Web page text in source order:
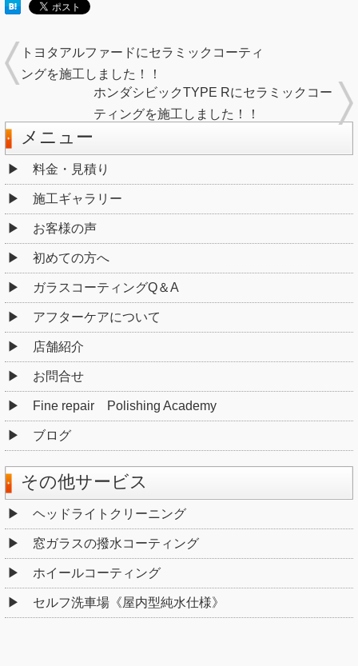
トヨタアルファードにセラミックコーティ
ングを施工しました！！
ホンダシビックTYPE Rにセラミックコー
ティングを施工しました！！
メニュー
料金・見積り
施工ギャラリー
お客様の声
初めての方へ
ガラスコーティングQ＆A
アフターケアについて
店舗紹介
お問合せ
Fine repair Polishing Academy
ブログ
その他サービス
ヘッドライトクリーニング
窓ガラスの撥水コーティング
ホイールコーティング
セルフ洗車場《屋内型純水仕様》